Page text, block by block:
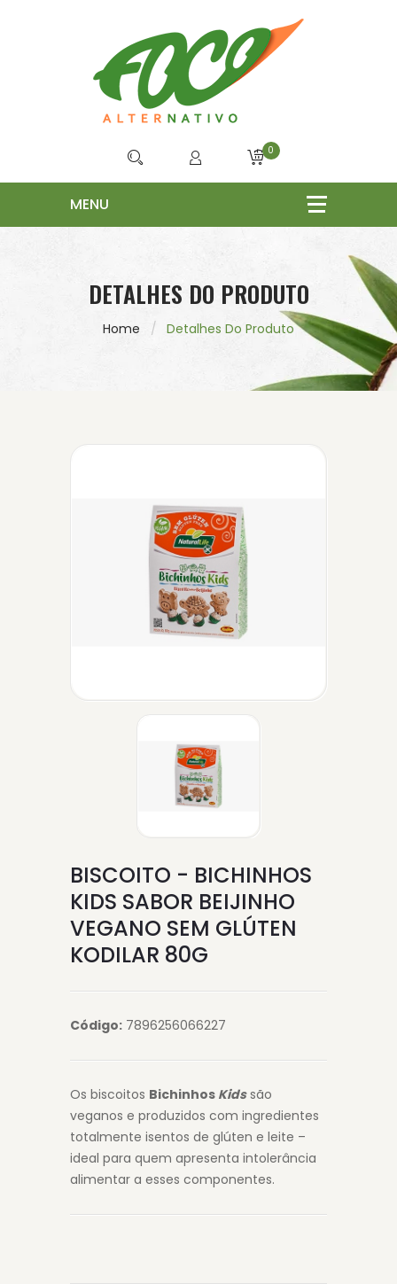
0
DETALHES DO PRODUTO
Home Detalhes Do Produto
BISCOITO - BICHINHOS
KIDS SABOR BEIJINHO
VEGANO SEM GLÚTEN
KODILAR 80G
Código: 7896256066227
Os biscoitos Bichinhos Kids são
veganos e produzidos com ingredientes
totalmente isentos de glúten e leite –
ideal para quem apresenta intolerância
alimentar a esses componentes.